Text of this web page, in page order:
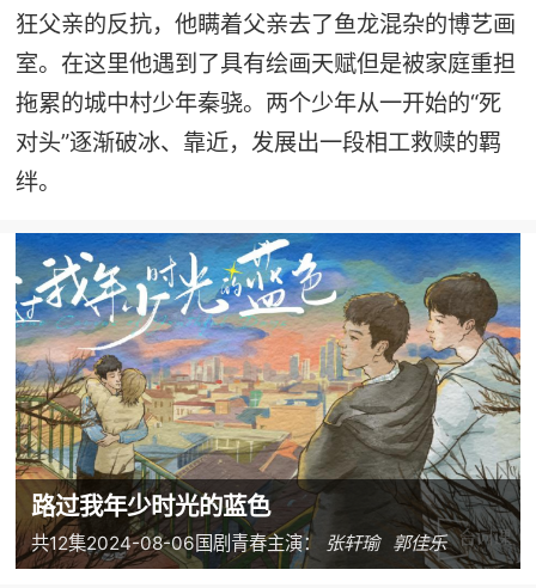
狂父亲的反抗，他瞒着父亲去了鱼龙混杂的博艺画
室。在这里他遇到了具有绘画天赋但是被家庭重担
拖累的城中村少年秦骁。两个少年从一开始的“死
对头”逐渐破冰、靠近，发展出一段相工救赎的羁
绊。
路过我年少时光的蓝色
共12集2024-08-06国剧 青春主演： 张轩瑜 郭佳乐